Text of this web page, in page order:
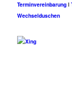
TerminvereinbarungI
Wechselduschen